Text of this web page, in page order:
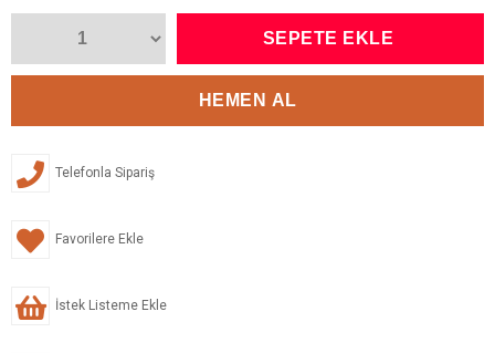
Telefonla Sipariş
Favorilere Ekle
İstek Listeme Ekle